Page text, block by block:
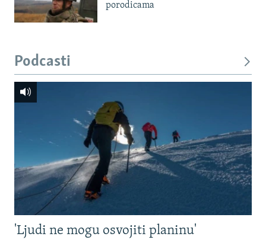
porodicama
Podcasti
'Ljudi ne mogu osvojiti planinu'